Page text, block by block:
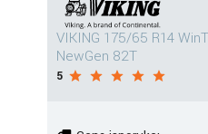
VIKING 175/65 R14
NewGen 82T
5